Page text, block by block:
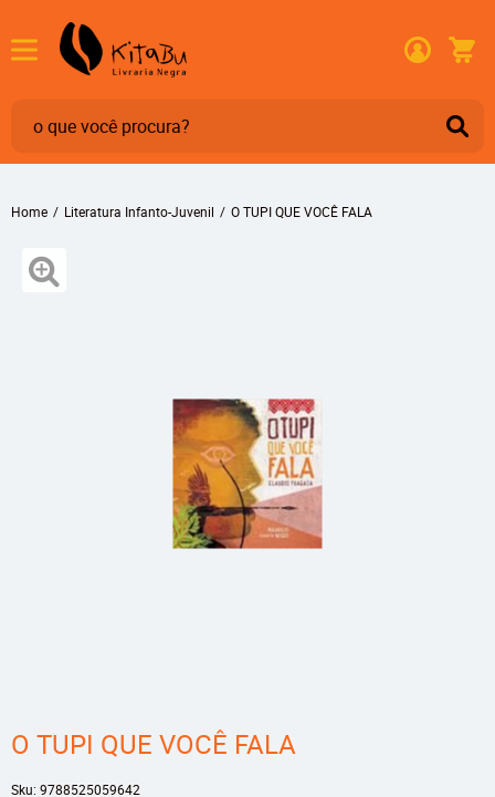
Home Literatura Infanto-Juvenil O TUPI QUE VOCÊ FALA
O TUPI QUE VOCÊ FALA
Sku: 9788525059642